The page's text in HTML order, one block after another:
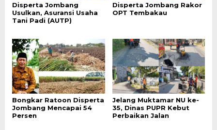
Disperta Jombang
Usulkan, Asuransi Usaha
Tani Padi (AUTP)
Disperta Jombang Rakor
OPT Tembakau
Bongkar Ratoon Disperta
Jombang Mencapai 54
Persen
Jelang Muktamar NU ke-
35, Dinas PUPR Kebut
Perbaikan Jalan